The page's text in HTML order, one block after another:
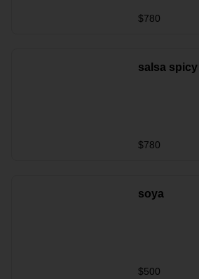
$780
salsa spicy
$780
soya
$500